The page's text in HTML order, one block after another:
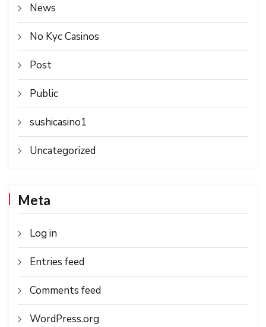
News
No Kyc Casinos
Post
Public
sushicasino1
Uncategorized
Meta
Log in
Entries feed
Comments feed
WordPress.org